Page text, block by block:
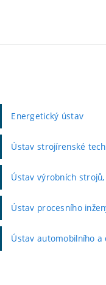
Energetický ústav
Ústav strojírenské
Ústav výrobních
Ústav procesního
Ústav automobilního